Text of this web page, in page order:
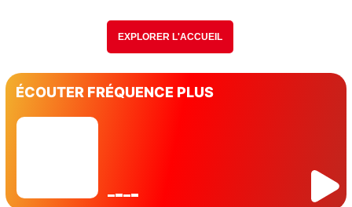
EXPLORER L'ACCUEIL
ÉCOUTER FRÉQUENCE PLUS